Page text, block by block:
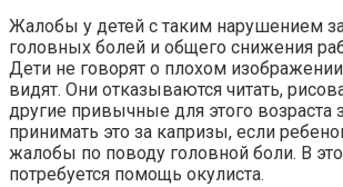
Жалобы у детей с таким нарушением
головных болей и общего снижения
Дети не говорят о плохом
видят. Они отказываются читать,
другие привычные для этого возраста
принимать это за капризы, если
жалобы по поводу головной боли. В
потребуется помощь окулиста.